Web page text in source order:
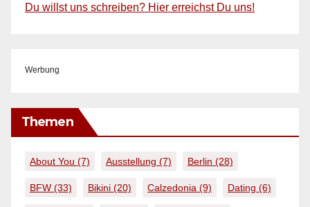
Du willst uns schreiben? Hier erreichst Du uns!
Werbung
Themen
About You (7) Ausstellung (7) Berlin (28)
BFW (33) Bikini (20) Calzedonia (9) Dating (6)